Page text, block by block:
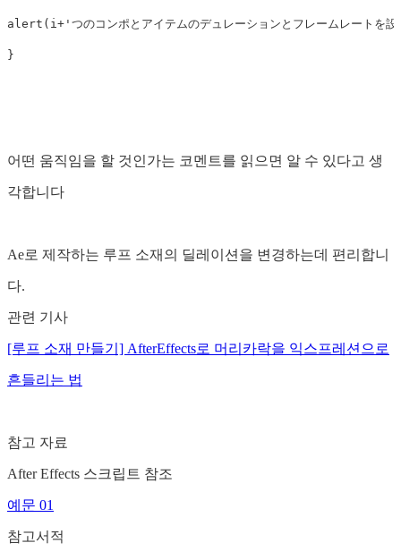
alert(i+'つのコンポとアイテムのデュレーションとフレームレートを
}
어떤 움직임을 할 것인가는 코멘트를 읽으면 알 수 있다고 생
각합니다
Ae로 제작하는 루프 소재의 딜레이션을 변경하는데 편리합니
다.
관련 기사
[루프 소재 만들기] AfterEffects로 머리카락을 익스프레션으로
흔들리는 법
참고 자료
After Effects 스크립트 참조
예문 01
참고서적